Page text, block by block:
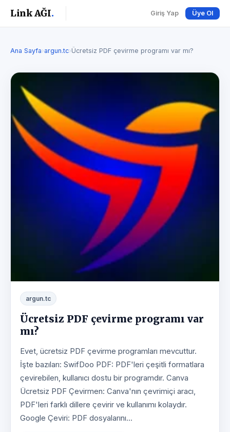
Link AĞI. Giriş Yap Üye Ol
Ana Sayfa›argun.tc›Ücretsiz PDF çevirme programı var mı?
argun.tc
Ücretsiz PDF çevirme programı var
mı?
Evet, ücretsiz PDF çevirme programları mevcuttur.
İşte bazıları: SwifDoo PDF: PDF'leri çeşitli formatlara
çevirebilen, kullanıcı dostu bir programdır. Canva
Ücretsiz PDF Çevirmen: Canva'nın çevrimiçi aracı,
PDF'leri farklı dillere çevirir ve kullanımı kolaydır.
Google Çeviri: PDF dosyalarını...